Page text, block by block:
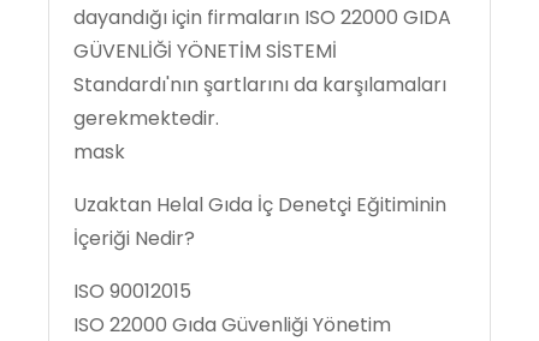
dayandığı için firmaların ISO 22000 GIDA
GÜVENLİĞİ YÖNETİM SİSTEMİ
Standardı'nın şartlarını da karşılamaları
gerekmektedir.
mask
Uzaktan Helal Gıda İç Denetçi Eğitiminin
İçeriği Nedir?
ISO 90012015
ISO 22000 Gıda Güvenliği Yönetim